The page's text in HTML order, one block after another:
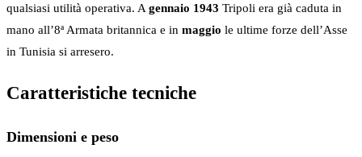
qualsiasi utilità operativa. A gennaio 1943 Tripoli era già caduta in
mano all’8ª Armata britannica e in maggio le ultime forze dell’Asse
in Tunisia si arresero.
Caratteristiche tecniche
Dimensioni e peso